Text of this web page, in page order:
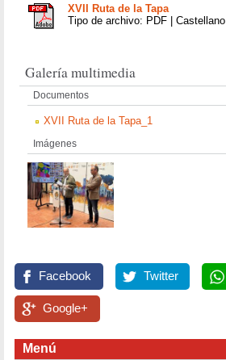
XVII Ruta de la Tapa
Tipo de archivo: PDF | Castellano
Galería multimedia
Documentos
XVII Ruta de la Tapa_1
Imágenes
Facebook Twitter
Google+
Menú